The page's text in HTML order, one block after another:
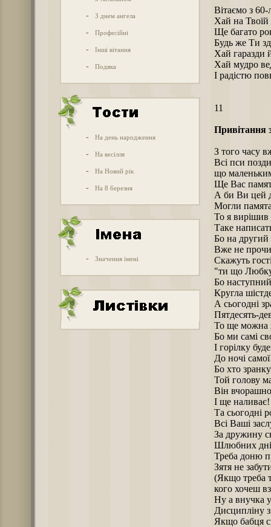
- З днем ангела
- Професійні
- Інші вітання
- Подяка
- На день народження
- На весілля
- На Новий рік
- На 8 березня
- Значення імені
Вітаємо з 60-
Хай на Твоїй
Ще багато
Будь же Ти
Хай гаразди
Хай мудро
І радістю
11
Привітання
З того часу
Всі пси
що
Ще Вас
А би Ви цей
Могли
То я вирішив
Таке
Бо на другий
Вже не
Скажуть
"ти що
Бо
Кругла
А сьогодні
Пятдесять-
То ще можна
Бо ми самі
І горілку
До ночі
Бо хто
Той голову
Він
І ще наливає!
Та сьогодні
Всі Ваші
За дружину
Шлюбних
Треба доню
Зятя не
(Якщо треба
кого хочеш
Ну а внучка
Дисципліну
Якщо бабця